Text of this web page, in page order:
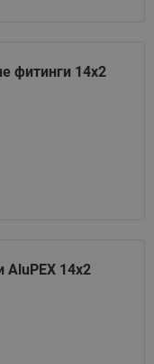
фитинги 14х2
AluPEX 14x2